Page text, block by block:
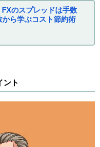
FXのスプレッドは手数
ら学ぶコスト節約術
ント